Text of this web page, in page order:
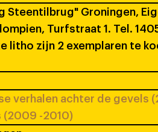
Steentilbrug" Groningen,
Turfstraat 1. Tel.
litho zijn 2 exemplaren te
verhalen achter de gevels
(2009 -2010)